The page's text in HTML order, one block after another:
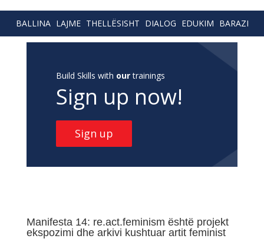
BALLINA LAJME THELLËSISHT DIALOG EDUKIM BARAZI
Build Skills with ourtrainings
Sign up now!
Sign up
Manifesta 14: re.act.feminism është projekt
ekspozimi dhe arkivi kushtuar artit feminist